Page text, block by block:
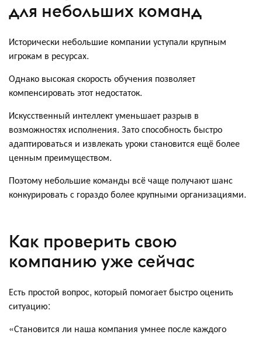
для небольших команд
Исторически небольшие компании уступали крупным
игрокам в ресурсах.
Однако высокая скорость обучения позволяет
компенсировать этот недостаток.
Искусственный интеллект уменьшает разрыв в
возможностях исполнения. Зато способность быстро
адаптироваться и извлекать уроки становится ещё более
ценным преимуществом.
Поэтому небольшие команды всё чаще получают шанс
конкурировать с гораздо более крупными организациями.
Как проверить свою
компанию уже сейчас
Есть простой вопрос, который помогает быстро оценить
ситуацию:
«Становится ли наша компания умнее после каждого